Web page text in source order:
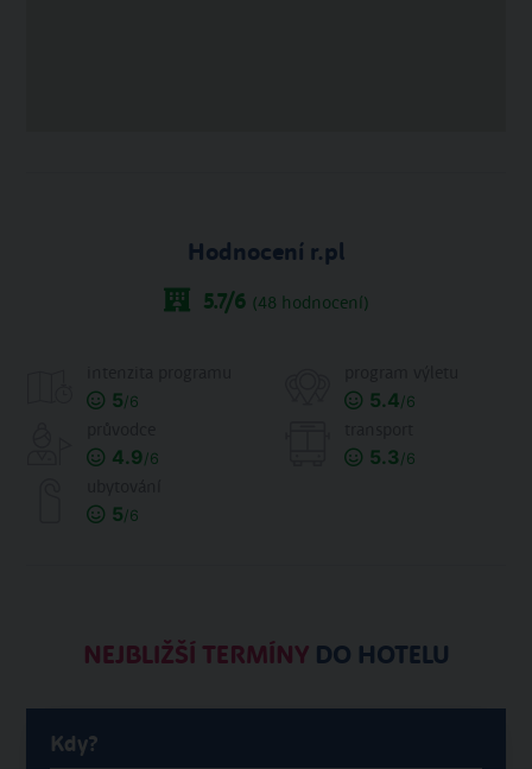
Hodnocení r.pl
5.7/6 (48 hodnocení)
5/6 5.4/6
4.9/6 5.3/6
5/6
NEJBLIŽŠÍ TERMÍNYDO HOTELU
Kdy?